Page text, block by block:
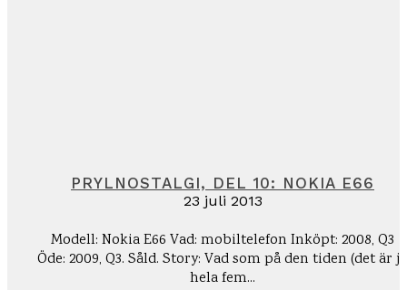
PRYLNOSTALGI, DEL 10: NOKIA E66
23 juli 2013
Modell: Nokia E66 Vad: mobiltelefon Inköpt: 2008, Q3
Öde: 2009, Q3. Såld. Story: Vad som på den tiden (det är ju
hela fem...